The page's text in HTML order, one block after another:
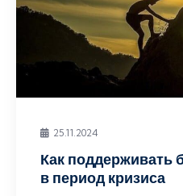
25.11.2024
Как поддерживать
в период кризиса